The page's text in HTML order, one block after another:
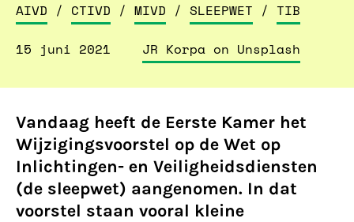
AIVD / CTIVD / MIVD / SLEEPWET / TIB
15 juni 2021 JR Korpa on Unsplash
Vandaag heeft de Eerste Kamer het
Wijzigingsvoorstel op de Wet op
Inlichtingen- en Veiligheidsdiensten
(de sleepwet) aangenomen. In dat
voorstel staan vooral kleine